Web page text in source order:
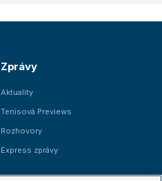
Zprávy
Aktuality
Tenisová Previews
Rozhovory
Express zprávy